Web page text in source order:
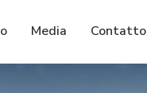
Media Contatto